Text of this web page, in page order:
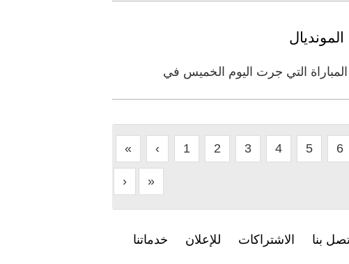
« ‹ 1 2 3 4 5 6
› »
بنا الاشتراكات للإعلان خدماتنا